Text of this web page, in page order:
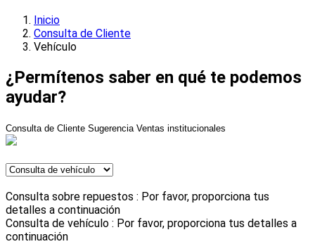
Inicio
Consulta de Cliente
Vehículo
¿Permítenos saber en qué te podemos
ayudar?
Consulta de Cliente Sugerencia Ventas institucionales
Consulta sobre repuestos : Por favor, proporciona tus
detalles a continuación
Consulta de vehículo : Por favor, proporciona tus detalles a
continuación